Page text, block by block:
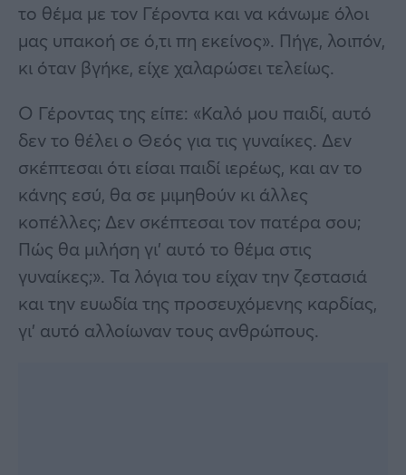
το θέμα με τον Γέροντα και να κάνωμε όλοι
μας υπακοή σε ό,τι πη εκείνος». Πήγε, λοιπόν,
κι όταν βγήκε, είχε χαλαρώσει τελείως.
Ο Γέροντας της είπε: «Καλό μου παιδί, αυτό
δεν το θέλει ο Θεός για τις γυναίκες. Δεν
σκέπτεσαι ότι είσαι παιδί ιερέως, και αν το
κάνης εσύ, θα σε μιμηθούν κι άλλες
κοπέλλες; Δεν σκέπτεσαι τον πατέρα σου;
Πώς θα μιλήση γι’ αυτό το θέμα στις
γυναίκες;». Τα λόγια του είχαν την ζεστασιά
και την ευωδία της προσευχόμενης καρδίας,
γι’ αυτό αλλοίωναν τους ανθρώπους.